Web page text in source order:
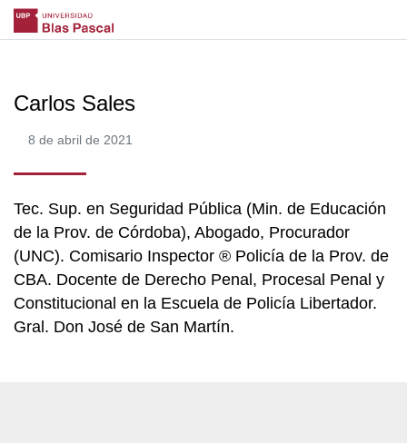
Carlos Sales
8 de abril de 2021
Tec. Sup. en Seguridad Pública (Min. de Educación
de la Prov. de Córdoba), Abogado, Procurador
(UNC). Comisario Inspector ® Policía de la Prov. de
CBA. Docente de Derecho Penal, Procesal Penal y
Constitucional en la Escuela de Policía Libertador.
Gral. Don José de San Martín.